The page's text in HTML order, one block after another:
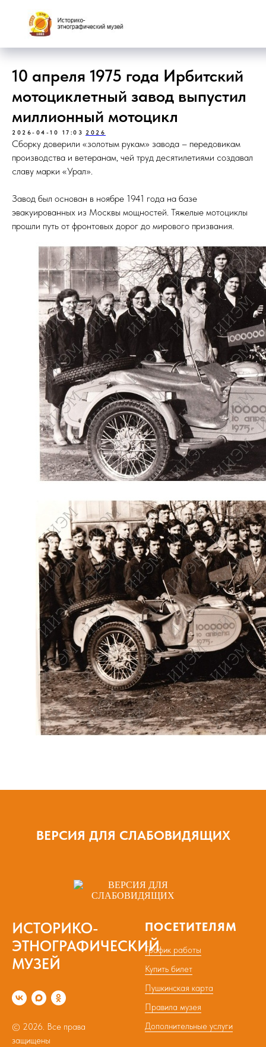
10 апреля 1975 года Ирбитский
мотоциклетный завод выпустил
миллионный мотоцикл
2026-04-10 17:03 2026
Сборку доверили «золотым рукам» завода – передовикам
производства и ветеранам, чей труд десятилетиями создавал
славу марки «Урал».
Завод был основан в ноябре 1941 года на базе
эвакуированных из Москвы мощностей. Тяжелые мотоциклы
прошли путь от фронтовых дорог до мирового призвания.
ВЕРСИЯ ДЛЯ СЛАБОВИДЯЩИХ
ИСТОРИКО-
ЭТНОГРАФИЧЕСКИЙ
МУЗЕЙ
© 2026. Все права
защищены
ПОСЕТИТЕЛЯМ
График работы
Купить билет
Пушкинская карта
Правила музея
Дополнительные услуги